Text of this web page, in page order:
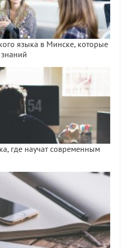
языка в Минске, которые
где научат современным